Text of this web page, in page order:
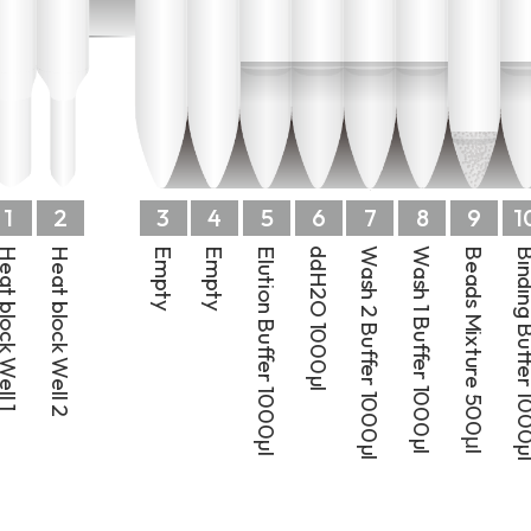
1
Well 1
2
Heat block Well 2
3
Empty
4
Empty
5
Elution Buffer 1000µl
6
ddH2O 1000µl
7
Wash 2 Buffer 1000µl
8
Wash 1 Buffer 1000µl
9
Beads Mixture 500μlBinding